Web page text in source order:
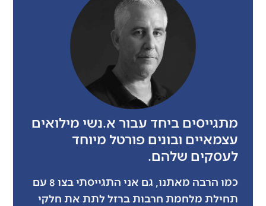
מתגייסים ביחד עבור א.נשי מילואים
עצמאיים ובונים פורטל מיוחד
לעסקים שלהם.
כמו הרבה מאתנו, גם אני התגייסתי בצו 8 עם
תחילת מלחמת חרבות ברזל לתת את חלקי